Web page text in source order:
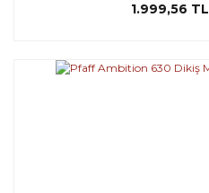
1.999,56 TL